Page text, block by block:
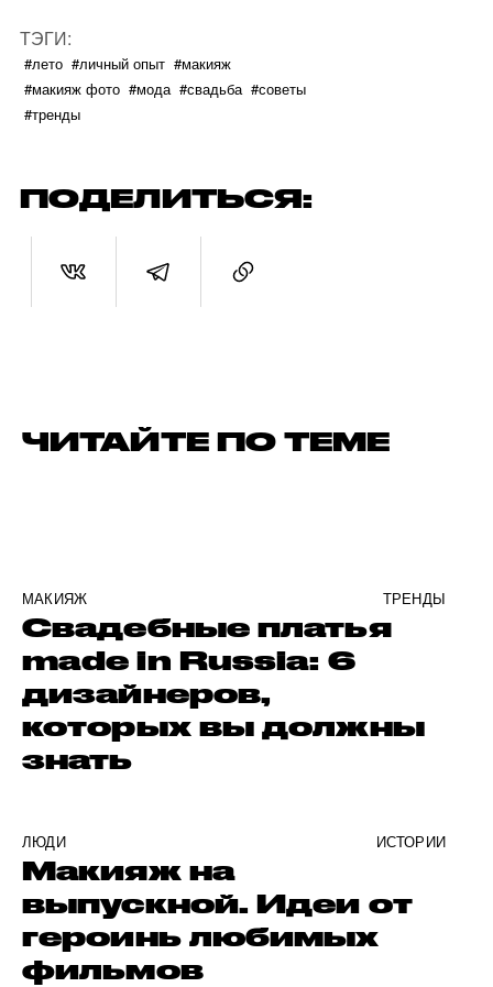
ТЭГИ:
#лето #личный опыт #макияж
#макияж фото #мода #свадьба #советы
#тренды
ПОДЕЛИТЬСЯ:
ЧИТАЙТЕ ПО ТЕМЕ
МАКИЯЖ ТРЕНДЫ
Свадебные платья
made in Russia: 6
дизайнеров,
которых вы должны
знать
ЛЮДИ ИСТОРИИ
Макияж на
выпускной. Идеи от
героинь любимых
фильмов